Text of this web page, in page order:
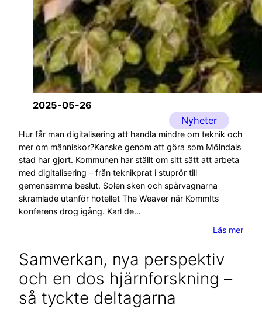
2025-05-26
Nyheter
Hur får man digitalisering att handla mindre om teknik och
mer om människor?Kanske genom att göra som Mölndals
stad har gjort. Kommunen har ställt om sitt sätt att arbeta
med digitalisering – från teknikprat i stuprör till
gemensamma beslut. Solen sken och spårvagnarna
skramlade utanför hotellet The Weaver när KommIts
konferens drog igång. Karl de…
Läs mer
Samverkan, nya perspektiv
och en dos hjärnforskning –
så tyckte deltagarna